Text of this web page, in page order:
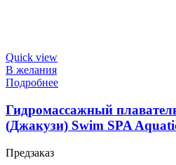
Quick view
В желания
Подробнее
Гидромассажный
(Джакузи) Swim SPA
Предзаказ